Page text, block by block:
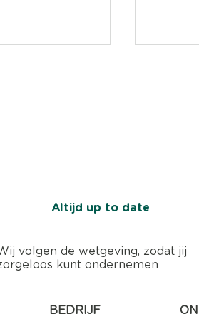
Begin metAltijd up to date
volgen de wetgeving, zodat jij
kunt ondernemen
BEDRIJF